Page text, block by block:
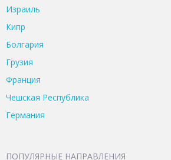
Израиль
Кипр
Болгария
Грузия
Франция
Чешская Республика
Германия
ПОПУЛЯРНЫЕ НАПРАВЛЕНИЯ